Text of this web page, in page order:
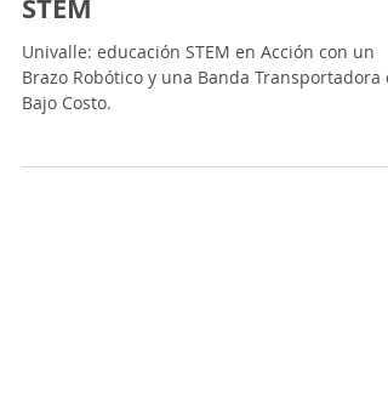
Impresión 3D: La
herramienta que
democratiza la educación
Univalle: educación STEM en Acción con un